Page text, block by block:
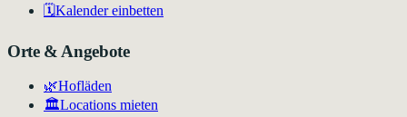
🗓️Kalender einbetten
Orte & Angebote
🌿Hofläden
🏛️Locations mieten